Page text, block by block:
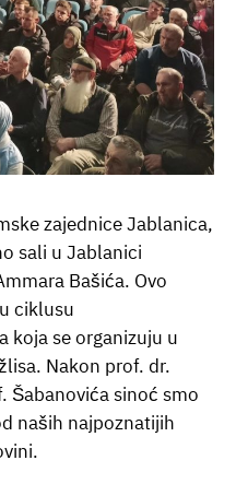
zajednice Jablanica,
sali u Jablanici
Bašića. Ovo
ciklusu
koja se organizuju u
Nakon prof. dr.
Šabanovića sinoć smo
naših najpoznatijih